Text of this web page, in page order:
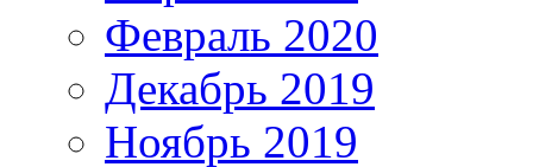
Февраль 2020
Декабрь 2019
Ноябрь 2019